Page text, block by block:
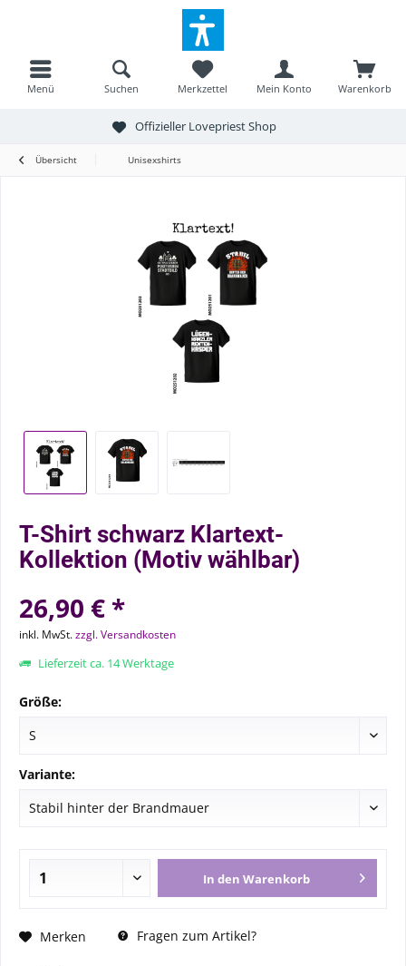
Menü Warenkorb
Merkzettel Mein Konto
Suchen
Offizieller Lovepriest Shop
Übersicht Unisexshirts
T-Shirt schwarz Klartext-
Kollektion (Motiv wählbar)
26,90 € *
inkl. MwSt.zzgl. Versandkosten
Lieferzeit ca. 14 Werktage
Größe:
Variante:
In den Warenkorb
Merken Fragen zum Artikel?